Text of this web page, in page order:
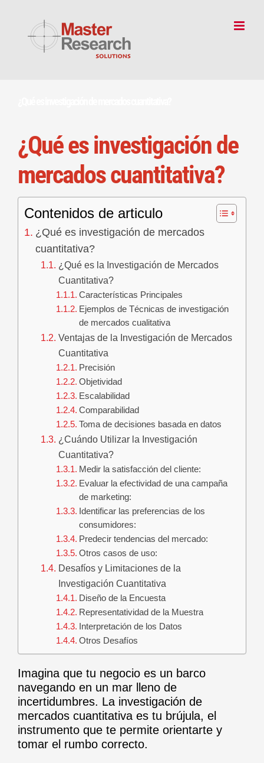
content
¿Qué es investigación de
mercados cuantitativa?
Contenidos de articulo
¿Qué es investigación de mercados
cuantitativa?
¿Qué es la Investigación de Mercados
Cuantitativa?
Características Principales
Ejemplos de Técnicas de investigación
de mercados cualitativa
Ventajas de la Investigación de Mercados
Cuantitativa
Precisión
Objetividad
Escalabilidad
Comparabilidad
Toma de decisiones basada en datos
¿Cuándo Utilizar la Investigación
Cuantitativa?
Medir la satisfacción del cliente:
Evaluar la efectividad de una campaña
de marketing:
Identificar las preferencias de los
consumidores:
Predecir tendencias del mercado:
Otros casos de uso:
Desafíos y Limitaciones de la
Investigación Cuantitativa
Diseño de la Encuesta
Representatividad de la Muestra
Interpretación de los Datos
Otros Desafíos
Imagina que tu negocio es un barco
navegando en un mar lleno de
incertidumbres. La investigación de
mercados cuantitativa es tu brújula, el
instrumento que te permite orientarte y
tomar el rumbo correcto.